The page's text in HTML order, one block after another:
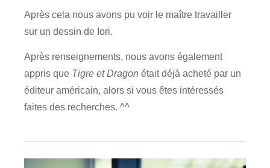
Après cela nous avons pu voir le maître travailler
sur un dessin de Iori.
Après renseignements, nous avons également
appris que Tigre et Dragon était déjà acheté par un
éditeur américain, alors si vous êtes intéressés
faites des recherches. ^^